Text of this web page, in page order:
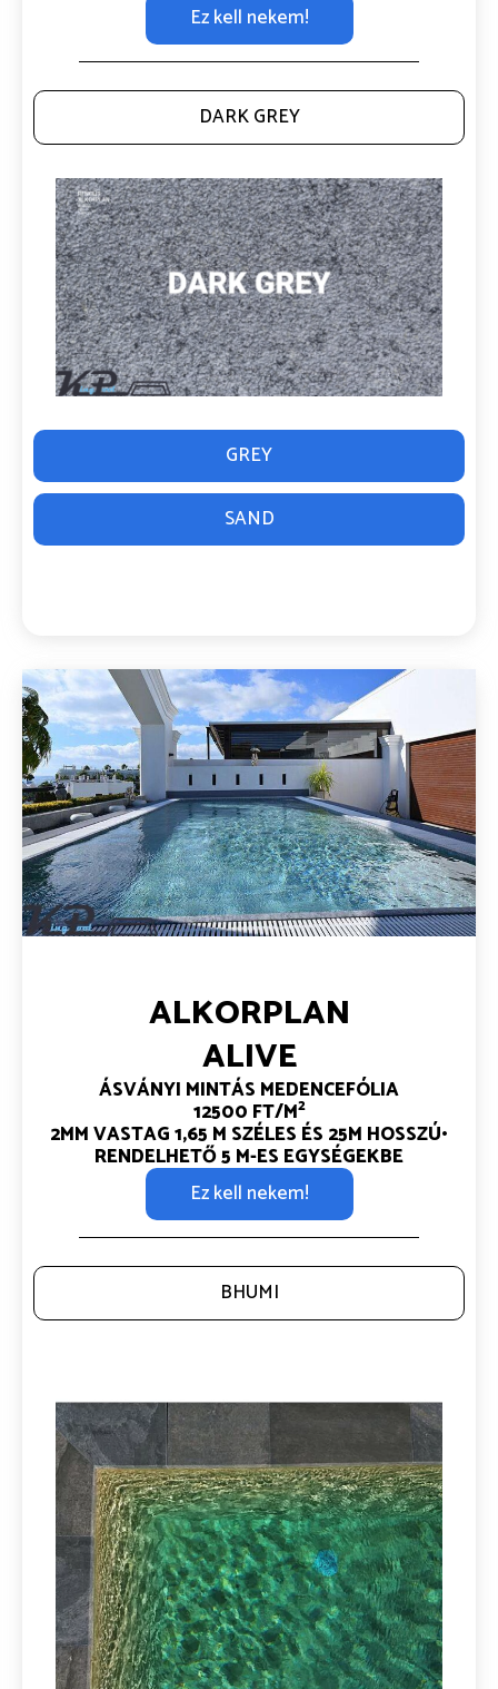
Ez kell nekem!
DARK GREY
GREY
SAND
ALKORPLAN
ALIVE
ÁSVÁNYI MINTÁS MEDENCEFÓLIA
12500 FT/M2
2MM VASTAG1,65 M SZÉLES ÉS 25M HOSSZÚ•
RENDELHETŐ 5 M-ES EGYSÉGEKBE
Ez kell nekem!
BHUMI